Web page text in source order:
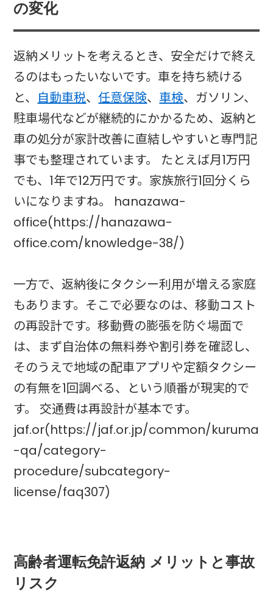
の変化
返納メリットを考えるとき、安全だけで終え
るのはもったいないです。車を持ち続ける
と、 自動車税、任意保険、車検、ガソリン、
駐車場代などが継続的にかかるため、返納と
車の処分が家計改善に直結しやすいと専門記
事でも整理されています。 たとえば月1万円
でも、1年で12万円です。家族旅行1回分くら
いになりますね。 hanazawa-
office(https://hanazawa-
office.com/knowledge-38/)
一方で、返納後にタクシー利用が増える家庭
もあります。そこで必要なのは、移動コスト
の再設計です。移動費の膨張を防ぐ場面で
は、まず自治体の無料券や割引券を確認し、
そのうえで地域の配車アプリや定額タクシー
の有無を1回調べる、という順番が現実的で
す。 交通費は再設計が基本です。
jaf.or(https://jaf.or.jp/common/kuruma
-qa/category-
procedure/subcategory-
license/faq307)
高齢者運転免許返納 メリットと事故
リスク